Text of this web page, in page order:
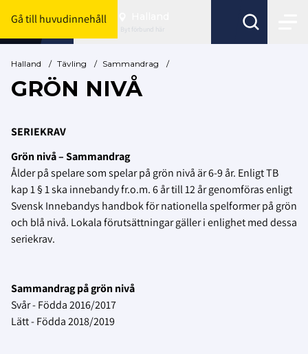
Gå till huvudinnehåll
Byt förbund här
Halland / Tävling / Sammandrag /
GRÖN NIVÅ
SERIEKRAV
Grön nivå – Sammandrag
Ålder på spelare som spelar på grön nivå är 6-9 år. Enligt TB
kap 1 § 1 ska innebandy fr.o.m. 6 år till 12 år genomföras enligt
Svensk Innebandys handbok för nationella spelformer på grön
och blå nivå. Lokala förutsättningar gäller i enlighet med dessa
seriekrav.
Sammandrag på grön nivå
Svår - Födda 2016/2017
Lätt - Födda 2018/2019